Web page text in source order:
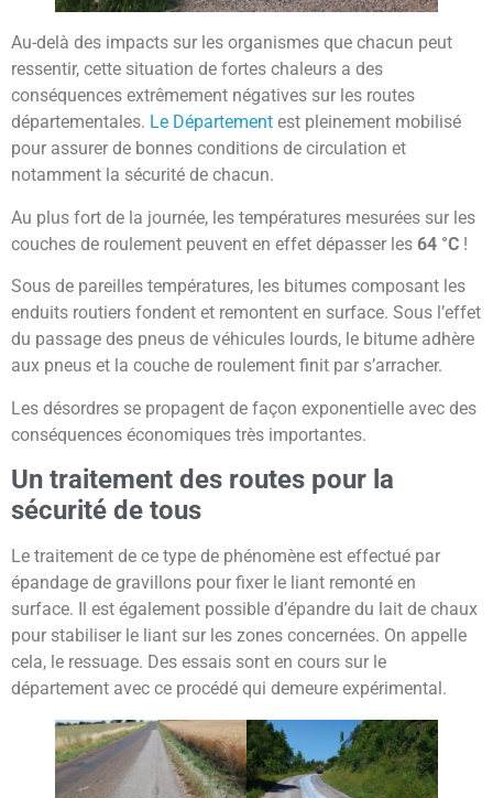
Au-delà des impacts sur les organismes que chacun peut
ressentir, cette situation de fortes chaleurs a des
conséquences extrêmement négatives sur les routes
départementales. Le Département est pleinement mobilisé
pour assurer de bonnes conditions de circulation et
notamment la sécurité de chacun.
Au plus fort de la journée, les températures mesurées sur les
couches de roulement peuvent en effet dépasser les 64 °C !
Sous de pareilles températures, les bitumes composant les
enduits routiers fondent et remontent en surface. Sous l’effet
du passage des pneus de véhicules lourds, le bitume adhère
aux pneus et la couche de roulement finit par s’arracher.
Les désordres se propagent de façon exponentielle avec des
conséquences économiques très importantes.
Un traitement des routes pour la
sécurité de tous
Le traitement de ce type de phénomène est effectué par
épandage de gravillons pour fixer le liant remonté en
surface. Il est également possible d’épandre du lait de chaux
pour stabiliser le liant sur les zones concernées. On appelle
cela, le ressuage. Des essais sont en cours sur le
département avec ce procédé qui demeure expérimental.